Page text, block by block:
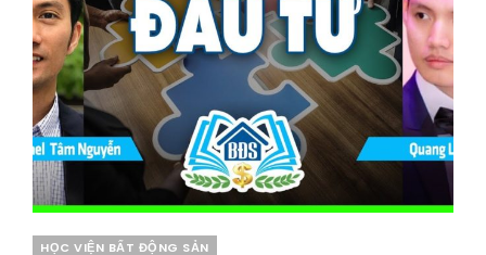
Categories
HỌC VIỆN BẤT ĐỘNG SẢN